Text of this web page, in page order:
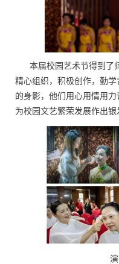
本届校园艺术节得到了师
精心组织，积极创作，勤
的身影，他们用心用情用力
为校园文艺繁荣发展作出银